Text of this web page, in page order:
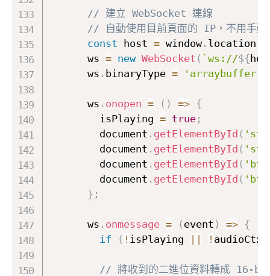
// 建立 WebSocket 連線
// 自動使用目前頁面的 IP，不用手動
const host = window. location
      ws
= new WebSocket ( `ws://${
      ws
. binaryType = 'arraybuffer'
      ws
. onopen = ( ) =>
{
        isPlaying
= true;
        document
. getElementById (
        document
. getElementById (
        document
. getElementById (
        document
. getElementById (
} ;
      ws
. onmessage = ( event ) =>
{
if
( ! isPlaying ! audioCtx
// 將收到的二進位資料轉成 16-